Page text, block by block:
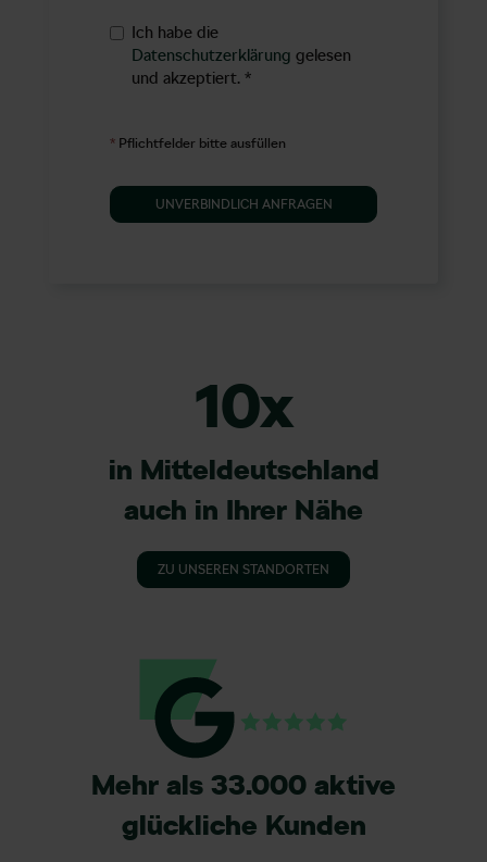
Ich habe die
Datenschutzerklärung gelesen
und akzeptiert. *
* Pflichtfelder bitte ausfüllen
UNVERBINDLICH ANFRAGEN
10x
in Mitteldeutschland
auch in Ihrer Nähe
ZU UNSEREN STANDORTEN
Mehr als 33.000 aktive
glückliche Kunden